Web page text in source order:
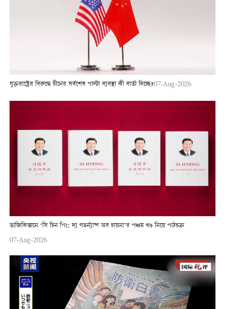
যুক্তরাষ্ট্রের বিরুদ্ধে চীনের সর্বশেষ পাল্টা ব্যবস্থা কী বার্তা দিচ্ছে?07-Aug-2026
তাজিকিস্তানে ‘সি চিন পিং: দ্য গভর্ন্যান্স অব চায়না’র পঞ্চম খণ্ড নিয়ে পাঠচক্র
07-Aug-2026